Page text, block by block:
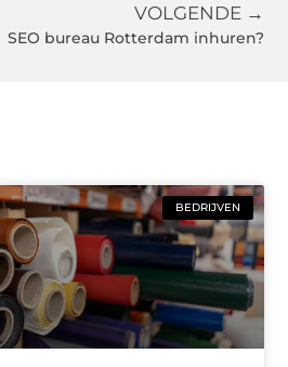
VOLGENDE →
SEO bureau Rotterdam inhuren?
BEDRIJVEN